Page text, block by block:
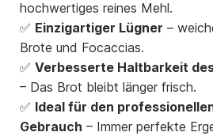
hochwertiges reines Mehl.
✅ Einzigartiger Lügner –
Brote und Focaccias.
✅ Verbesserte Haltbarkeit
– Das Brot bleibt länger frisch.
✅ Ideal für den
Gebrauch – Immer perfekte